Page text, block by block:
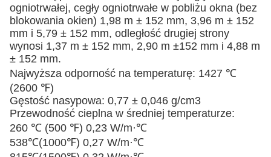
ogniotrwałej, cegły ogniotrwałe w pobliżu okna (bez
blokowania okien) 1,98 m ± 152 mm, 3,96 m ± 152
mm i 5,79 ± 152 mm, odległość drugiej strony
wynosi 1,37 m ± 152 mm, 2,90 m ±152 mm i 4,88 m
± 152 mm.
Najwyższa odporność na temperaturę: 1427 ℃
(2600 ℉)
Gęstość nasypowa: 0,77 ± 0,046 g/cm3
Przewodność cieplna w średniej temperaturze:
260 ℃ (500 ℉) 0,23 W/m·℃
538℃(1000℉) 0,27 W/m·℃